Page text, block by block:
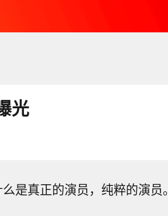
光
是真正的演员，纯粹的演员。